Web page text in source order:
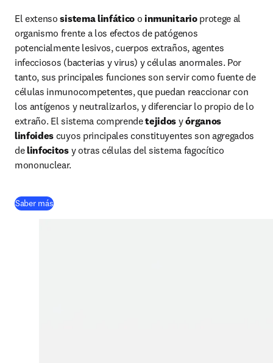
El extenso sistema linfático o inmunitario protege al
organismo frente a los efectos de patógenos
potencialmente lesivos, cuerpos extraños, agentes
infecciosos (bacterias y virus) y células anormales. Por
tanto, sus principales funciones son servir como fuente de
células inmunocompetentes, que puedan reaccionar con
los antígenos y neutralizarlos, y diferenciar lo propio de lo
extraño. El sistema comprende tejidos y órganos
linfoides cuyos principales constituyentes son agregados
de linfocitos y otras células del sistema fagocítico
mononuclear.
Saber más(